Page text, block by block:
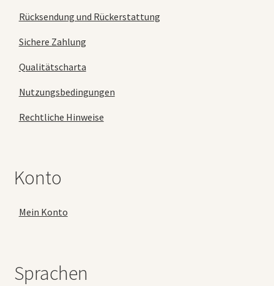
Rücksendung und Rückerstattung
Sichere Zahlung
Qualitätscharta
Nutzungsbedingungen
Rechtliche Hinweise
Konto
Mein Konto
Sprachen